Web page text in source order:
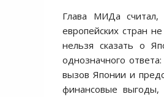
Глава МИДа
европейских стран
нельзя сказать о
однозначного
вызов Японии и
финансовые выгоды,